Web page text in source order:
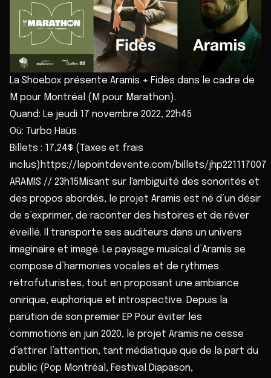
La Shoebox présente Aramis + Fidès dans le cadre de
M pour Montréal (M pour Marathon).
Quand: Le jeudi 17 novembre 2022, 22h45
Où: Turbo Haüs
Billets : 17,24$ (Taxes et frais
inclus)https://lepointdevente.com/billets/jhp221117007
ARAMIS // 23h15Misant sur l'ambiguïté des sonorités et
des propos abordés, le projet Aramis est né d’un désir
de s’exprimer, de raconter des histoires et de rêver
éveillé. Il transporte ses auditeurs dans un univers
imaginaire et imagé. Le paysage musical d’Aramis se
compose d’harmonies vocales et de rythmes
rétrofuturistes, tout en proposant une ambiance
onirique, euphorique et introspective. Depuis la
parution de son premier EP Pour éviter les
commotions en juin 2020, le projet Aramis ne cesse
d’attirer l’attention, tant médiatique que de la part du
public (Pop Montréal, Festival Diapason,